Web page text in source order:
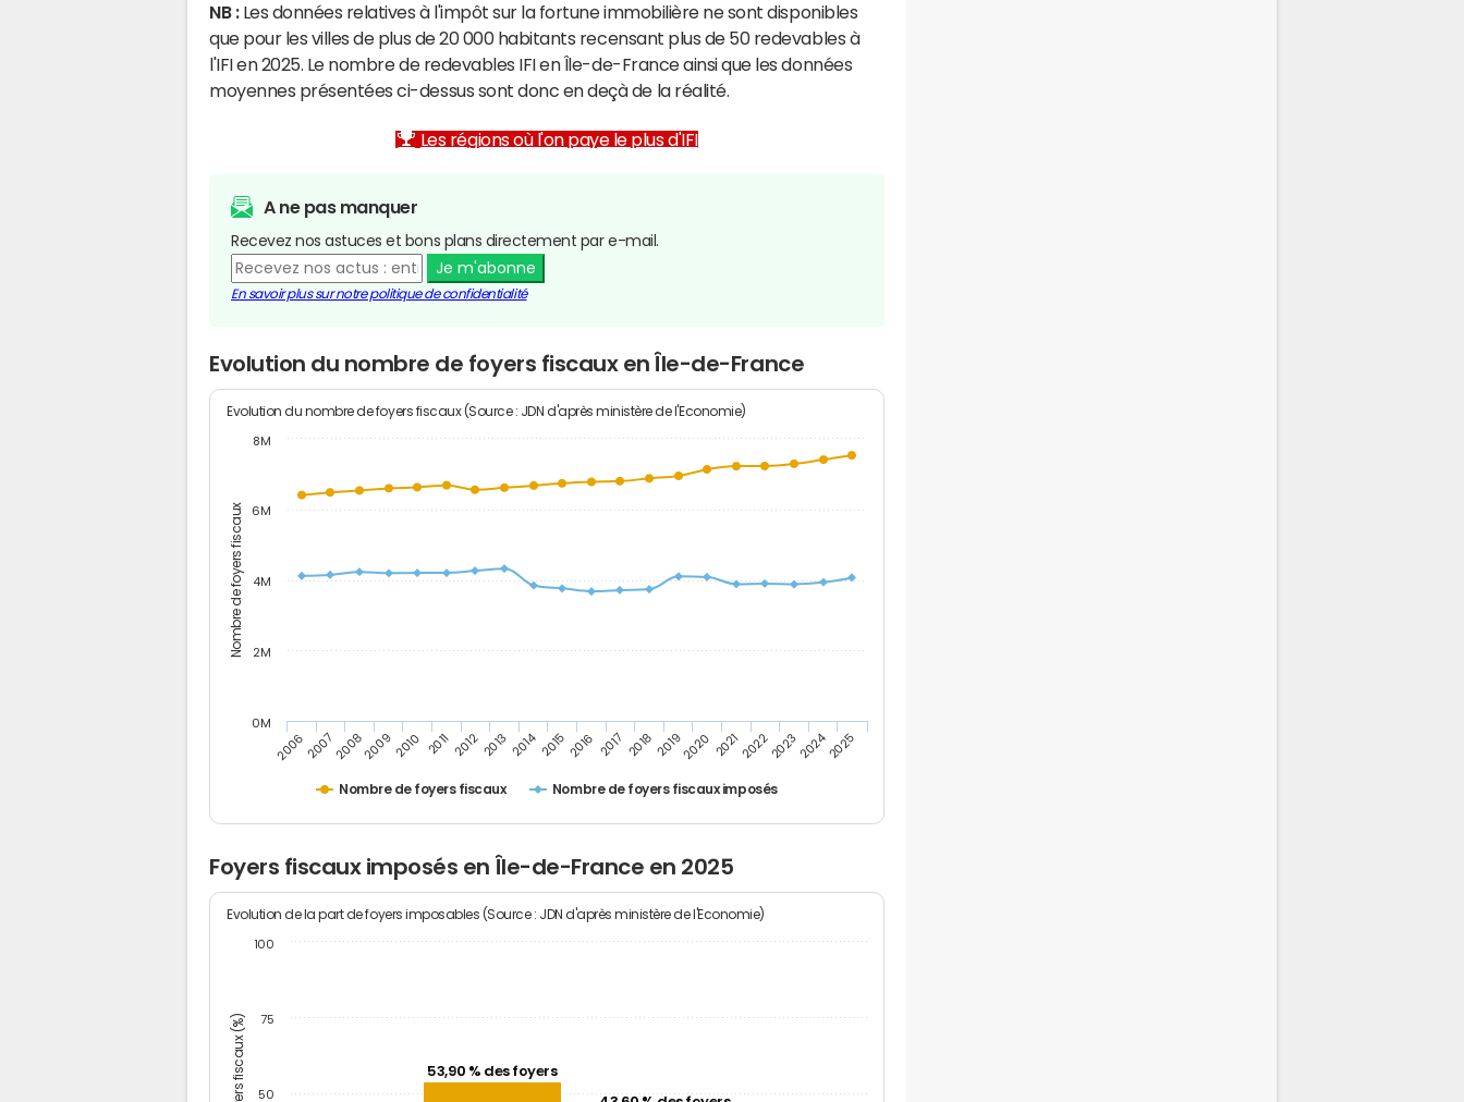
NB :Les données relatives à l'impôt sur la fortune immobilière ne sont disponibles
que pour les villes de plus de 20 000 habitants recensant plus de 50 redevables à
l'IFI en 2025. Le nombre de redevables IFI en Île-de-France ainsi que les données
moyennes présentées ci-dessus sont donc en deçà de la réalité.
Les régions où l'on paye le plus d'IFI
A ne pas manquer
Recevez nos astuces et bons plans directement par e-mail.
Je m'abonne
En savoir plus sur notre politique de confidentialité
Evolution du nombre de foyers fiscaux en Île-de-France
Nombre de foyers fiscaux
Evolution du nombre de foyers fiscaux (Source : JDN d'après ministère de l'Economie)
Nombre de foyers fiscaux Nombre de foyers fiscaux imposés
20062007200820092010 2011 20122013201420152016 2017 201820192020 20212022202320242025
0M
2M
4M
6M
8M
Foyers fiscaux imposés en Île-de-France en 2025
Evolution de la part de foyers imposables (Source : JDN d'après ministère de l'Economie)
53,90 % des foyers
50
75
100